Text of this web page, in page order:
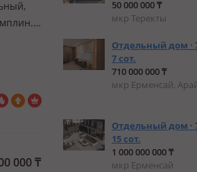
000₸
50 000 000 ₸
мкр Теректы
Отдельный дом ·
7 сот.
710 000 000 ₸
мкр Ерменсай,
Отдельный дом ·
15 сот.
1 000 000 000 ₸
мкр Ерменсай